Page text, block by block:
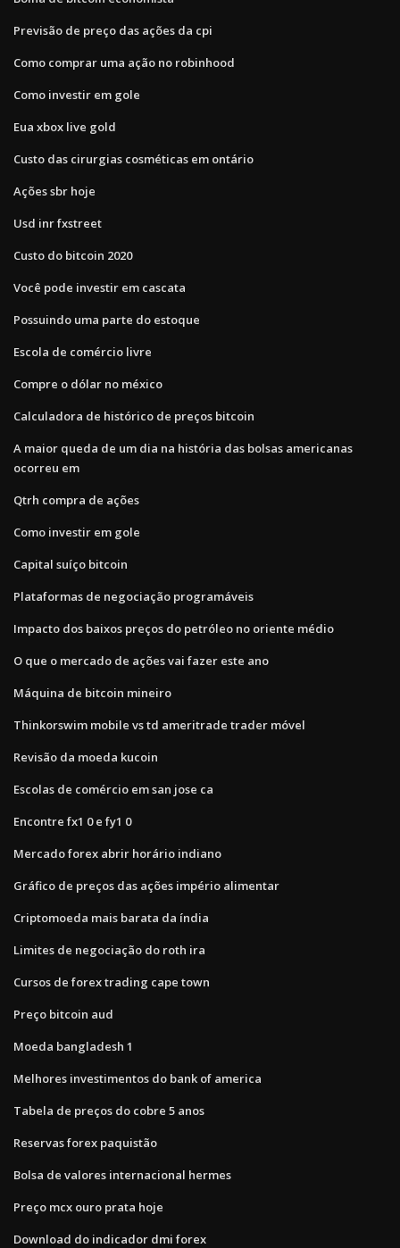
Previsão de preço das ações da cpi
Como comprar uma ação no robinhood
Como investir em gole
Eua xbox live gold
Custo das cirurgias cosméticas em ontário
Ações sbr hoje
Usd inr fxstreet
Custo do bitcoin 2020
Você pode investir em cascata
Possuindo uma parte do estoque
Escola de comércio livre
Compre o dólar no méxico
Calculadora de histórico de preços bitcoin
A maior queda de um dia na história das bolsas americanas
ocorreu em
Qtrh compra de ações
Como investir em gole
Capital suíço bitcoin
Plataformas de negociação programáveis
Impacto dos baixos preços do petróleo no oriente médio
O que o mercado de ações vai fazer este ano
Máquina de bitcoin mineiro
Thinkorswim mobile vs td ameritrade trader móvel
Revisão da moeda kucoin
Escolas de comércio em san jose ca
Encontre fx1 0 e fy1 0
Mercado forex abrir horário indiano
Gráfico de preços das ações império alimentar
Criptomoeda mais barata da índia
Limites de negociação do roth ira
Cursos de forex trading cape town
Preço bitcoin aud
Moeda bangladesh 1
Melhores investimentos do bank of america
Tabela de preços do cobre 5 anos
Reservas forex paquistão
Bolsa de valores internacional hermes
Preço mcx ouro prata hoje
Download do indicador dmi forex